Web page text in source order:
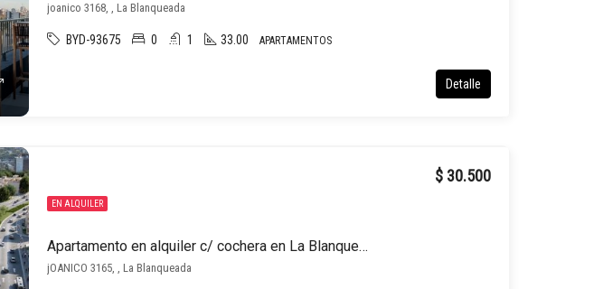
joanico 3168, , La Blanqueada
BYD-93675 0 1 33.00 APARTAMENTOS
Detalle
EN ALQUILER
Apartamento en alquiler c/ cochera en La Blanqueada
$ 30.500
jOANICO 3165, , La Blanqueada